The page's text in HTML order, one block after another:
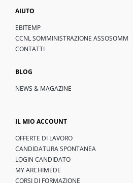
AIUTO
EBITEMP
CCNL SOMMINISTRAZIONE ASSOSOMM
CONTATTI
BLOG
NEWS & MAGAZINE
IL MIO ACCOUNT
OFFERTE DI LAVORO
CANDIDATURA SPONTANEA
LOGIN CANDIDATO
MY ARCHIMEDE
CORSI DI FORMAZIONE